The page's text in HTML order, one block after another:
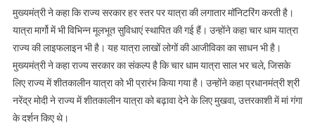
मुख्यमंत्री ने कहा कि राज्य सरकार हर स्तर पर यात्रा की लगातार मॉनिटरिंग करती है।
यात्रा मार्गो में भी विभिन्न मूलभूत सुविधाएं स्थापित की गई हैं। उन्होंने कहा चार धाम यात्रा
राज्य की लाइफलाइन भी है। यह यात्रा लाखों लोगों की आजीविका का साधन भी है।
मुख्यमंत्री ने कहा राज्य सरकार का संकल्प है कि चार धाम यात्रा साल भर चले, जिसके
लिए राज्य में शीतकालीन यात्रा को भी प्रारंभ किया गया है। उन्होंने कहा प्रधानमंत्री श्री
नरेंद्र मोदी ने राज्य में शीतकालीन यात्रा को बढ़ावा देने के लिए मुखवा, उत्तरकाशी में मां गंगा
के दर्शन किए थे।